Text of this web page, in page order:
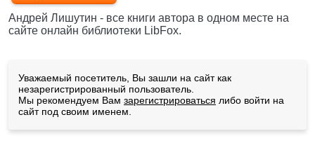
Андрей Лишутин - все книги автора в одном месте на
сайте онлайн библиотеки LibFox.
Уважаемый посетитель, Вы зашли на сайт как
незарегистрированный пользователь.
Мы рекомендуем Вам зарегистрироваться либо войти на
сайт под своим именем.